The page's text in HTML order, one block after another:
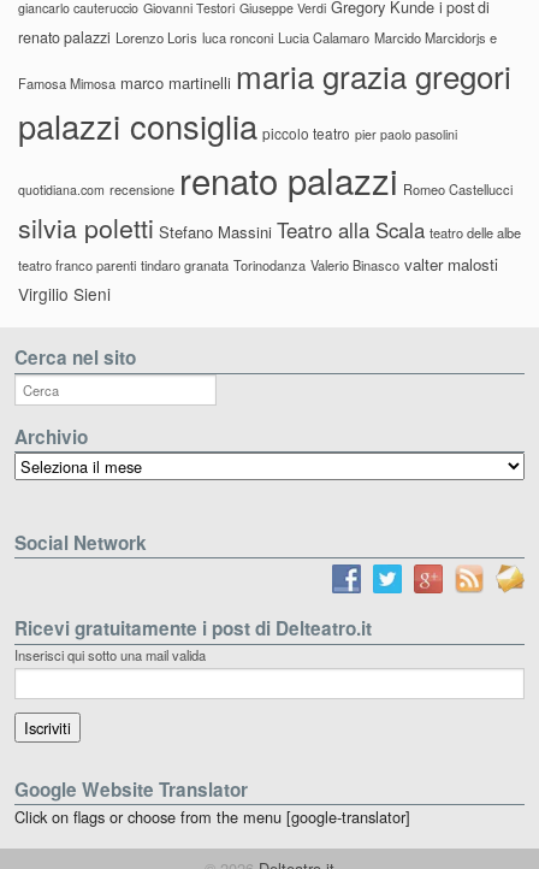
giancarlo cauteruccio Giovanni Testori Giuseppe Verdi Gregory Kunde i post di
renato palazzi Lorenzo Loris luca ronconi Lucia Calamaro Marcido Marcidorjs e
Famosa Mimosa marco martinelli maria grazia gregori
palazzi consiglia piccolo teatro pier paolo pasolini
quotidiana.com recensione renato palazzi Romeo Castellucci
silvia poletti Stefano Massini Teatro alla Scala teatro delle albe
teatro franco parenti tindaro granata Torinodanza Valerio Binasco valter malosti
Virgilio Sieni
Cerca nel sito
Archivio
Archivio
Social Network
Ricevi gratuitamente i post di Delteatro.it
Inserisci qui sotto una mail valida
Google Website Translator
Click on flags or choose from the menu [google-translator]